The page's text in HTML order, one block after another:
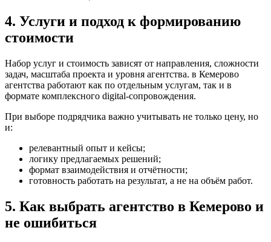
4. Услуги и подход к формированию
стоимости
Набор услуг и стоимость зависят от направления, сложности
задач, масштаба проекта и уровня агентства. в Кемерово
агентства работают как по отдельным услугам, так и в
формате комплексного digital-сопровождения.
При выборе подрядчика важно учитывать не только цену, но
и:
релевантный опыт и кейсы;
логику предлагаемых решений;
формат взаимодействия и отчётности;
готовность работать на результат, а не на объём работ.
5. Как выбрать агентство в Кемерово и
не ошибиться